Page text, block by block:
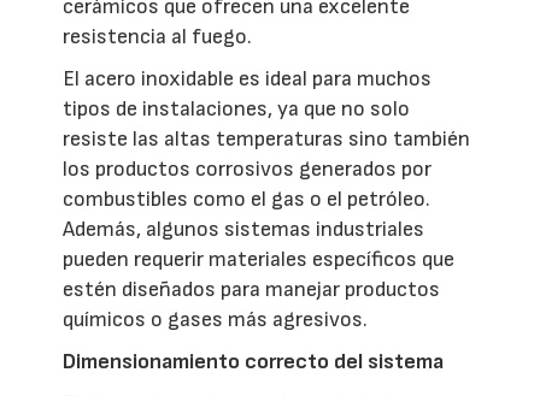
cerámicos que ofrecen una excelente
resistencia al fuego.
El acero inoxidable es ideal para muchos
tipos de instalaciones, ya que no solo
resiste las altas temperaturas sino también
los productos corrosivos generados por
combustibles como el gas o el petróleo.
Además, algunos sistemas industriales
pueden requerir materiales específicos que
estén diseñados para manejar productos
químicos o gases más agresivos.
Dimensionamiento correcto del sistema